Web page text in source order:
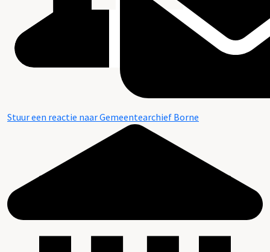
Stuur een reactie naar Gemeentearchief Borne